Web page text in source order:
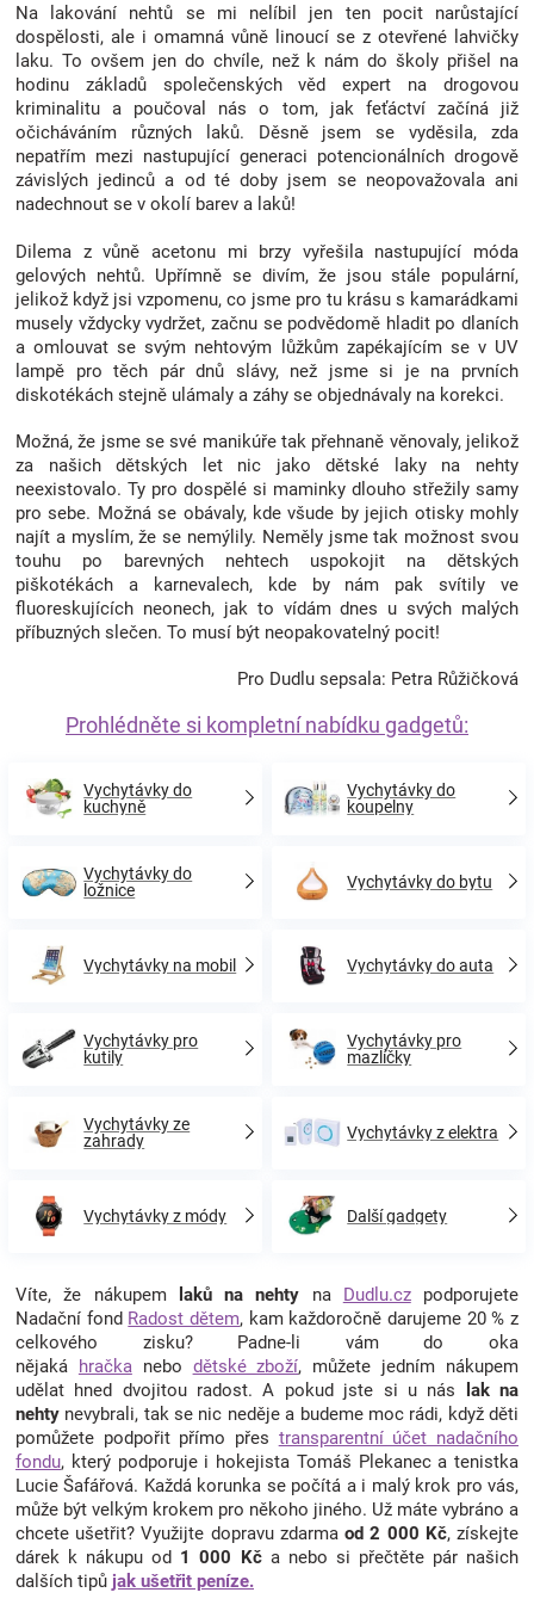
Na lakování nehtů se mi nelíbil jen ten pocit narůstající
dospělosti, ale i omamná vůně linoucí se z otevřené lahvičky
laku. To ovšem jen do chvíle, než k nám do školy přišel na
hodinu základů společenských věd expert na drogovou
kriminalitu a poučoval nás o tom, jak feťáctví začíná již
očicháváním různých laků. Děsně jsem se vyděsila, zda
nepatřím mezi nastupující generaci potencionálních drogově
závislých jedinců a od té doby jsem se neopovažovala ani
nadechnout se v okolí barev a laků!
Dilema z vůně acetonu mi brzy vyřešila nastupující móda
gelových nehtů. Upřímně se divím, že jsou stále populární,
jelikož když jsi vzpomenu, co jsme pro tu krásu s kamarádkami
musely vždycky vydržet, začnu se podvědomě hladit po dlaních
a omlouvat se svým nehtovým lůžkům zapékajícím se v UV
lampě pro těch pár dnů slávy, než jsme si je na prvních
diskotékách stejně ulámaly a záhy se objednávaly na korekci.
Možná, že jsme se své manikúře tak přehnaně věnovaly, jelikož
za našich dětských let nic jako dětské laky na nehty
neexistovalo. Ty pro dospělé si maminky dlouho střežily samy
pro sebe. Možná se obávaly, kde všude by jejich otisky mohly
najít a myslím, že se nemýlily. Neměly jsme tak možnost svou
touhu po barevných nehtech uspokojit na dětských
piškotékách a karnevalech, kde by nám pak svítily ve
fluoreskujících neonech, jak to vídám dnes u svých malých
příbuzných slečen. To musí být neopakovatelný pocit!
Pro Dudlu sepsala: Petra Růžičková
Prohlédněte si kompletní nabídku gadgetů:
Vychytávky do
kuchyně
Vychytávky do
koupelny
Vychytávky do
ložnice
Vychytávky do bytu
Vychytávky na mobil Vychytávky do auta
Vychytávky pro
kutily
Vychytávky pro
mazlíčky
Vychytávky ze
zahrady
Vychytávky z elektra
Vychytávky z módy Další gadgety
Víte, že nákupem laků na nehty na Dudlu.czpodporujete
Nadační fond Radost dětem, kam každoročně darujeme 20 % z
celkového zisku? Padne-li vám do oka
nějaká hračka nebo dětské zboží, můžete jedním nákupem
udělat hned dvojitou radost. A pokud jste si u nás
lak na
nehty nevybrali, tak se nic neděje a budeme moc rádi, když děti
pomůžete podpořit přímo přes transparentní účet nadačního
fondu, který podporuje i hokejista Tomáš Plekanec a tenistka
Lucie Šafářová. Každá korunka se počítá a i malý krok pro vás,
může být velkým krokem pro někoho jiného. Už máte vybráno a
chcete ušetřit? Využijte dopravu zdarmaod 2 000 Kč, získejte
dárek k nákupu od 1 000 Kča nebo si přečtěte pár našich
dalších tipů jak ušetřit peníze.